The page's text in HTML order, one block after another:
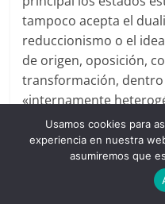
tampoco acepta el
reduccionismo o el
de origen, oposición,
transformación,
«internamente
Las abstracciones
cruciales en el
del mundo, y como
Levins y Lewontin
Usamos cookies para
experiencia en nuestra
asumiremos que